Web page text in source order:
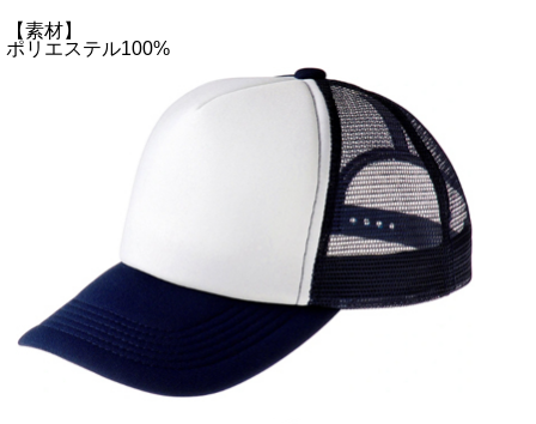
【素材】
ポリエステル100%